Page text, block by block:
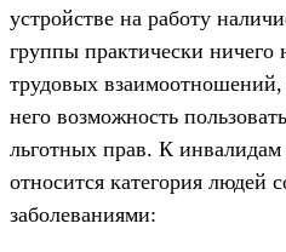
устройстве на работу
группы практически ничего
трудовых взаимоотношений,
него возможность
льготных прав. К инвалидам
относится категория людей
заболеваниями: